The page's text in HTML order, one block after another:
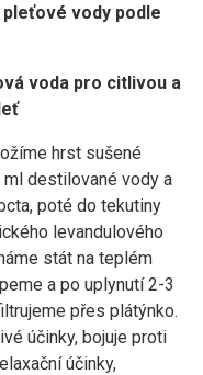
vody podle
voda pro citlivou a
hrst sušené
destilované vody a
poté do tekutiny
levandulového
stát na teplém
a po uplynutí 2-3
přes plátýnko.
účinky, bojuje proti
účinky,